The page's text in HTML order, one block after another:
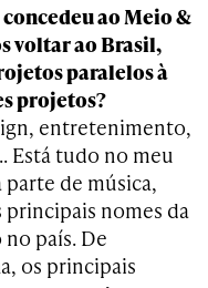
ao Meio &
voltar ao Brasil,
paralelos à
projetos?
entretenimento,
Está tudo no meu
de música,
nomes da
país. De
os principais